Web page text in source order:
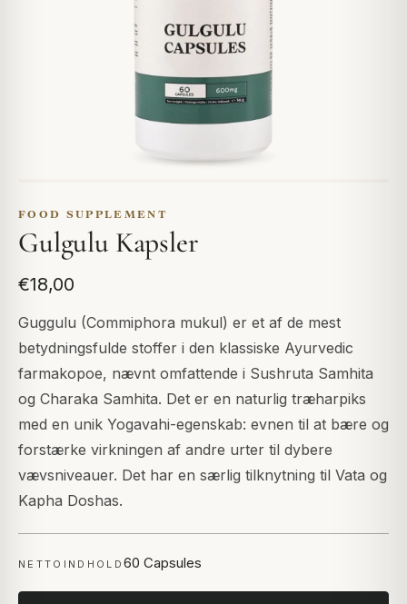
FOOD SUPPLEMENT
Gulgulu Kapsler
€18,00
Guggulu (Commiphora mukul) er et af de mest
betydningsfulde stoffer i den klassiske Ayurvedic
farmakopoe, nævnt omfattende i Sushruta Samhita
og Charaka Samhita. Det er en naturlig træharpiks
med en unik Yogavahi-egenskab: evnen til at bære og
forstærke virkningen af andre urter til dybere
vævsniveauer. Det har en særlig tilknytning til Vata og
Kapha Doshas.
NETTOINDHOLD 60 Capsules